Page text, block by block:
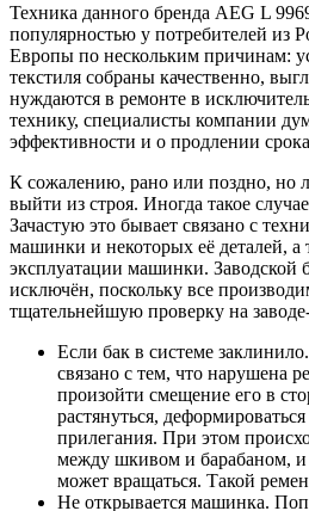
Техника данного бренда AEG L
популярностью у потребителей из
Европы по нескольким причинам:
текстиля собраны качественно,
нуждаются в ремонте в
технику, специалисты компании
эффективности и о продлении
К сожалению, рано или поздно, но
выйти из строя. Иногда такое
Зачастую это бывает связано с
машинки и некоторых её деталей,
эксплуатации машинки. Заводской
исключён, поскольку все
тщательнейшую проверку на
Если бак в системе
связано с тем, что нарушена
произойти смещение его в
растянуться,
прилегания. При этом
между шкивом и барабаном, и
может вращаться. Такой
Не открывается машинка.